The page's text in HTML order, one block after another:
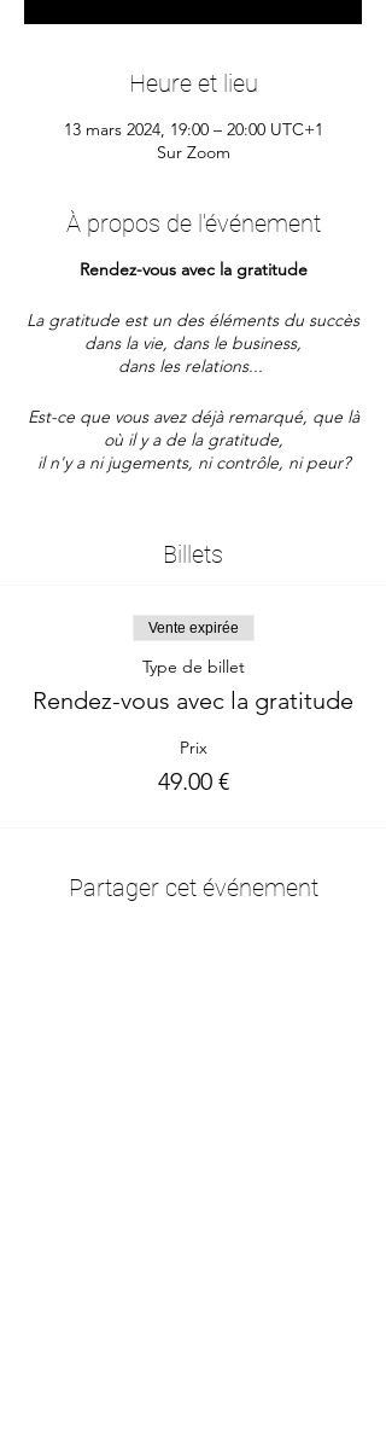
Heure et lieu
13 mars 2024, 19:00 – 20:00 UTC+1
Sur Zoom
À propos de l'événement
Rendez-vous avec la gratitude
La gratitude est un des éléments du succès
dans la vie, dans le business,
dans les relations...
Est-ce que vous avez déjà remarqué, que là
où il y a de la gratitude,
il n'y a ni jugements, ni contrôle, ni peur?
Comment est-ce que l'on fait ça?
- Un appel de 60 minutes ou plus
- Outils Access Consciousness®
- Replay disponible
xedtime.html?
iso=20240313T19&p1=945&ah=1
Billets
Vente expirée
Type de billet
Rendez-vous avec la gratitude
Prix
49.00 €
Partager cet événement